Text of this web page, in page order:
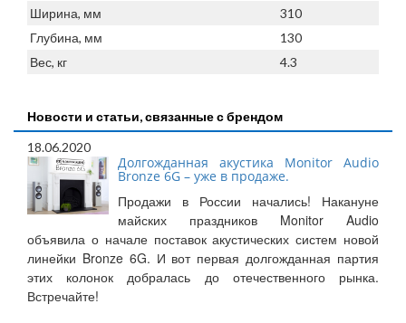
Ширина, мм
310
Глубина, мм
130
Вес, кг
4.3
Новости и статьи, связанные с брендом
18.06.2020
Долгожданная акустика Monitor Audio
Bronze 6G – уже в продаже.
Продажи в России начались! Накануне
майских праздников Monitor Audio
объявила о начале поставок акустических систем новой
линейки Bronze 6G. И вот первая долгожданная партия
этих колонок добралась до отечественного рынка.
Встречайте!